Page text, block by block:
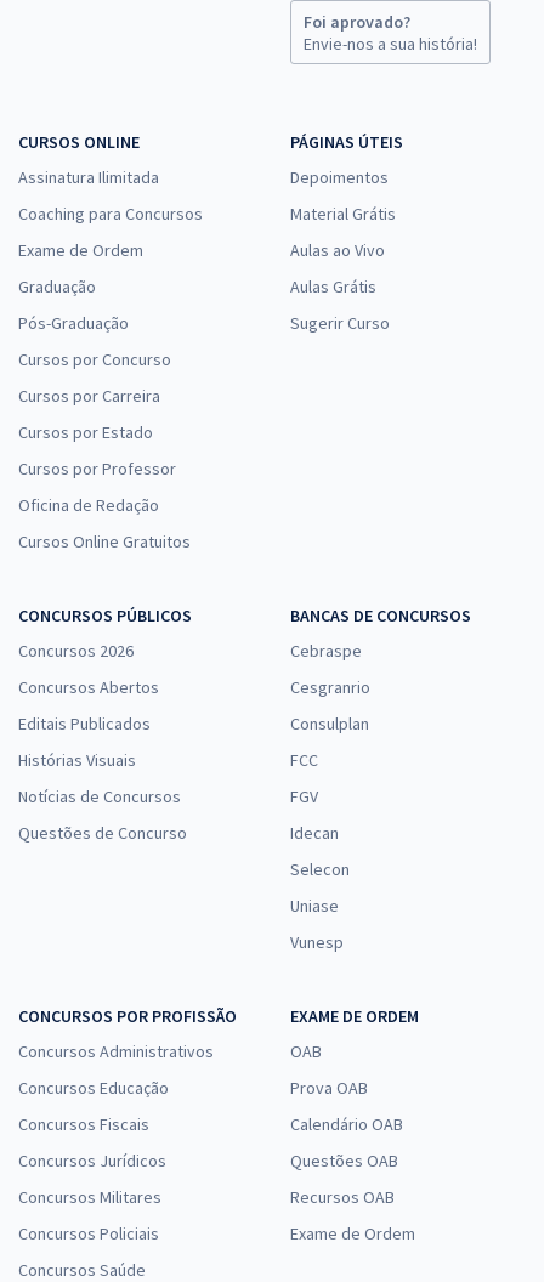
Foi aprovado?
Envie-nos a sua história!
CURSOS ONLINE
Assinatura Ilimitada
Coaching para Concursos
Exame de Ordem
Graduação
Pós-Graduação
Cursos por Concurso
Cursos por Carreira
Cursos por Estado
Cursos por Professor
Oficina de Redação
Cursos Online Gratuitos
PÁGINAS ÚTEIS
Depoimentos
Material Grátis
Aulas ao Vivo
Aulas Grátis
Sugerir Curso
CONCURSOS PÚBLICOS
Concursos 2026
Concursos Abertos
Editais Publicados
Histórias Visuais
Notícias de Concursos
Questões de Concurso
BANCAS DE CONCURSOS
Cebraspe
Cesgranrio
Consulplan
FCC
FGV
Idecan
Selecon
Uniase
Vunesp
CONCURSOS POR PROFISSÃO
Concursos Administrativos
Concursos Educação
Concursos Fiscais
Concursos Jurídicos
Concursos Militares
Concursos Policiais
Concursos Saúde
EXAME DE ORDEM
OAB
Prova OAB
Calendário OAB
Questões OAB
Recursos OAB
Exame de Ordem